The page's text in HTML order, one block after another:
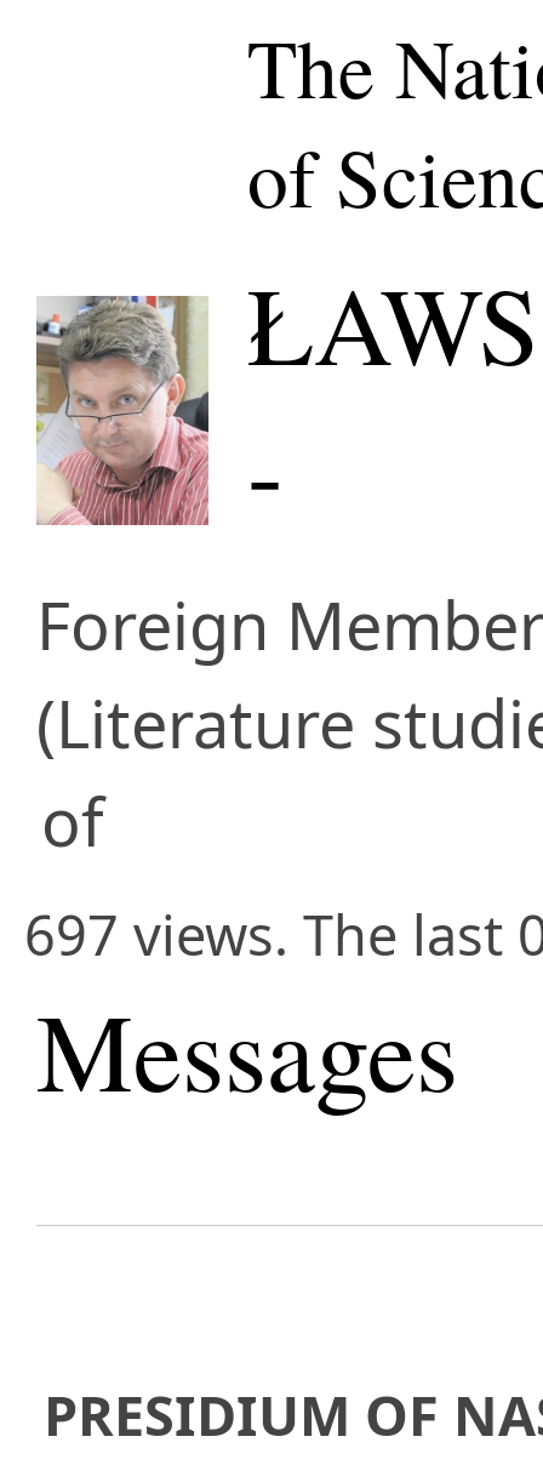
The
of
-
Foreign
(Literature
of
697 views. The last
Messages
PRESIDIUM OF